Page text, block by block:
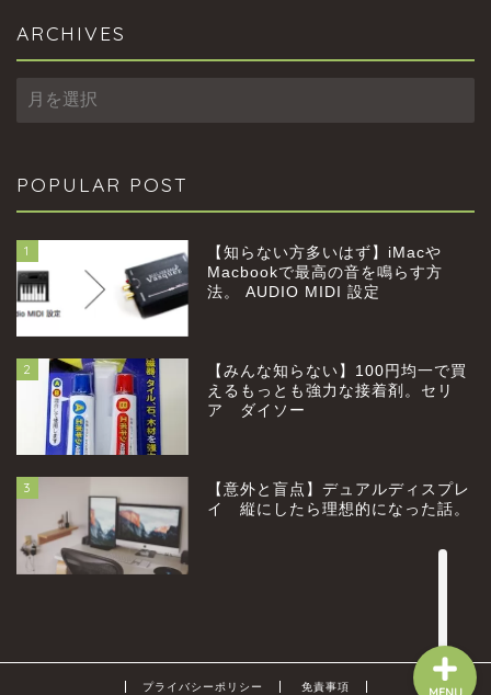
ARCHIVES
POPULAR POST
1
【知らない方多いはず】iMacや
Macbookで最高の音を鳴らす方
法。 AUDIO MIDI 設定
2
【みんな知らない】100円均一で買
えるもっとも強力な接着剤。セリ
ア ダイソー
3
【意外と盲点】デュアルディスプレ
イ 縦にしたら理想的になった話。
プライバシーポリシー 免責事項
home
category